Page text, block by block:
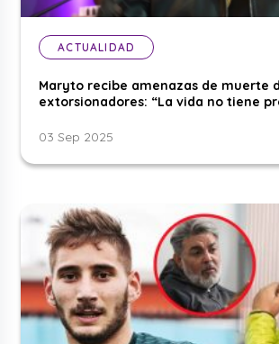
ACTUALIDAD
Maryto recibe amenazas de muerte
extorsionadores: “La vida no tiene
03 Sep 2025